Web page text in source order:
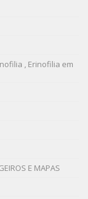
, Erinofilia em
E MAPAS